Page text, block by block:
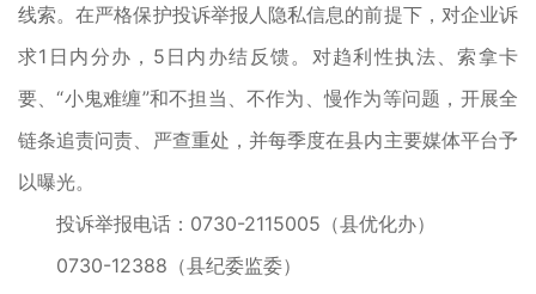
线索。在严格保护投诉举报人隐私信息的前提下，对企业诉
求1日内分办，5日内办结反馈。对趋利性执法、索拿卡
要、“小鬼难缠”和不担当、不作为、慢作为等问题，开展全
链条追责问责、严查重处，并每季度在县内主要媒体平台予
以曝光。
投诉举报电话：0730-2115005（县优化办）
0730-12388（县纪委监委）